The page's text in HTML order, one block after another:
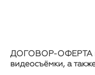
ДОГОВОР-ОФЕРТА
видеосъёмки, а